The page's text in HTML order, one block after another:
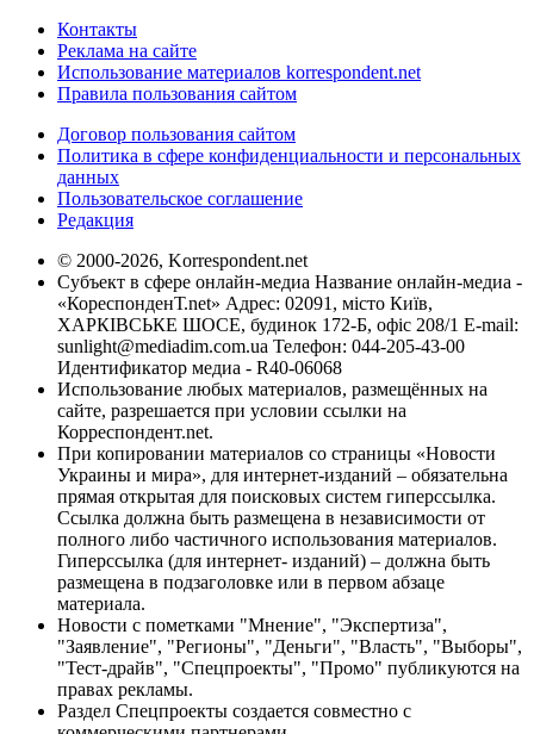
Контакты
Реклама на сайте
Использование материалов korrespondent.net
Правила пользования сайтом
Договор пользования сайтом
Политика в сфере конфиденциальности и персональных
данных
Пользовательское соглашение
Редакция
© 2000-2026, Korrespondent.net
Субъект в сфере онлайн-медиа Название онлайн-медиа -
«КореспонденТ.net» Адрес: 02091, місто Київ,
ХАРКІВСЬКЕ ШОСЕ, будинок 172-Б, офіс 208/1 E-mail:
sunlight@mediadim.com.ua Телефон: 044-205-43-00
Идентификатор медиа - R40-06068
Использование любых материалов, размещённых на
сайте, разрешается при условии ссылки на
Корреспондент.net.
При копировании материалов со страницы «Новости
Украины и мира», для интернет-изданий – обязательна
прямая открытая для поисковых систем гиперссылка.
Ссылка должна быть размещена в независимости от
полного либо частичного использования материалов.
Гиперссылка (для интернет- изданий) – должна быть
размещена в подзаголовке или в первом абзаце
материала.
Новости с пометками "Мнение", "Экспертиза",
"Заявление", "Регионы", "Деньги", "Власть", "Выборы",
"Тест-драйв", "Спецпроекты", "Промо" публикуются на
правах рекламы.
Раздел Спецпроекты создается совместно с